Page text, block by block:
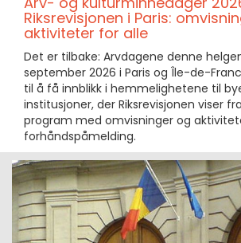
Riksrevisjonen i Paris:
aktiviteter for alle
Det er tilbake: Arvdagene denne
september 2026 i Paris og Île-de-
til å få innblikk i hemmelighetene til
institusjoner, der Riksrevisjonen viser
program med omvisninger og
forhåndspåmelding.